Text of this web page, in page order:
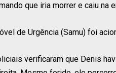
que iria morrer e caiu na
de Urgência (Samu) foi
verificaram que Denis